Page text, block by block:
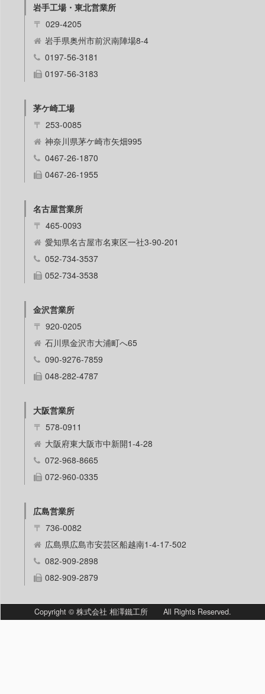
岩手工場・東北営業所
〒 029-4205
岩手県奥州市前沢南陣場8-4
0197-56-3181
0197-56-3183
茅ケ崎工場
〒 253-0085
神奈川県茅ケ崎市矢畑995
0467-26-1870
0467-26-1955
名古屋営業所
〒 465-0093
愛知県名古屋市名東区一社3-90-201
052-734-3537
052-734-3538
金沢営業所
〒 920-0205
石川県金沢市大浦町へ65
090-9276-7859
048-282-4787
大阪営業所
〒 578-0911
大阪府東大阪市中新開1-4-28
072-968-8665
072-960-0335
広島営業所
〒 736-0082
広島県広島市安芸区船越南1-4-17-502
082-909-2898
082-909-2879
Copyright © 株式会社 相澤鐵工所 All Rights Reserved.